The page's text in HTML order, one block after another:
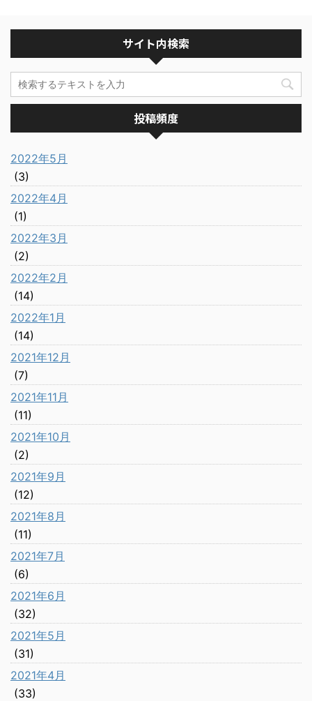
サイト内検索
投稿頻度
2022年5月
(3)
2022年4月
(1)
2022年3月
(2)
2022年2月
(14)
2022年1月
(14)
2021年12月
(7)
2021年11月
(11)
2021年10月
(2)
2021年9月
(12)
2021年8月
(11)
2021年7月
(6)
2021年6月
(32)
2021年5月
(31)
2021年4月
(33)